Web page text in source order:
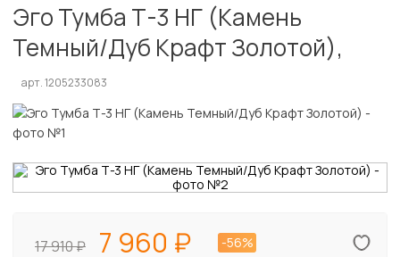
Эго Тумба Т-3 НГ (Камень
Темный/Дуб Крафт Золотой),
арт. 1205233083
17 910 7 960
-56%